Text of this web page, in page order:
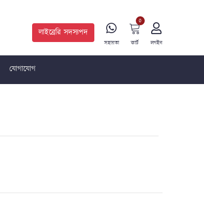
লাইব্রেরি সদস্যপদ
সহায়তা কার্ট
0
লগইন
যোগাযোগ